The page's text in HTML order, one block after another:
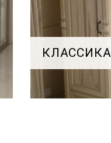
КЛАССИКА